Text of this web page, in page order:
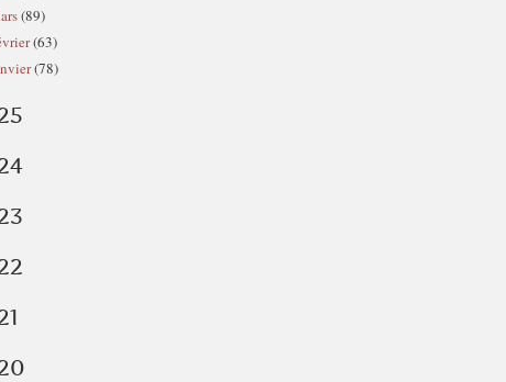
(89)
(63)
(78)